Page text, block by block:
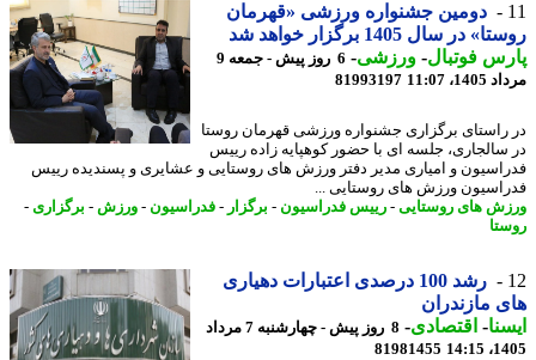
دومین جشنواره ورزشی «قهرمان
در سال 1405 برگزار خواهد شد
فوتبال-ورزشی-
6 روز پیش - جمعه 9
11:07
81993197
برگزاری جشنواره ورزشی قهرمان روستا
جلسه ای با حضور کوهپایه زاده رییس
و امیاری مدیر دفتر ورزش های روستایی و عشایری و پسندیده رییس
ورزش های روستایی ...
های روستایی-رییس فدراسیون-برگزار - فدراسیون-ورزش -برگزاری
رشد 100 درصدی اعتبارات دهیاری
مازندران
-اقتصادی-
8 روز پیش - چهارشنبه 7 مرداد
81981455